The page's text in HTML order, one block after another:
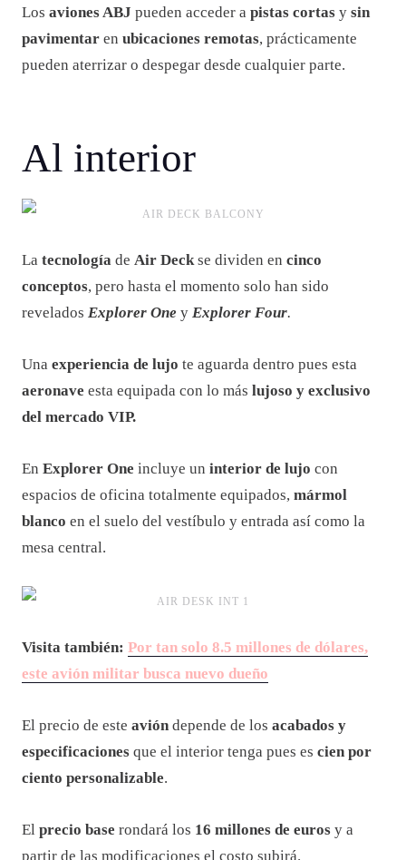
Los aviones ABJ pueden acceder a pistas cortas y sin
pavimentar en ubicaciones remotas, prácticamente
pueden aterrizar o despegar desde cualquier parte.
Al interior
AIR DECK BALCONY
La tecnología de Air Deckse dividen en cinco
conceptos, pero hasta el momento solo han sido
revelados Explorer One y Explorer Four.
Una experiencia de lujo te aguarda dentro pues esta
aeronave esta equipada con lo más lujoso y exclusivo
del mercado VIP.
En Explorer One incluye un interior de lujo con
espacios de oficina totalmente equipados, mármol
blanco en el suelo del vestíbulo y entrada así como la
mesa central.
AIR DESK INT 1
Visita también: Por tan solo 8.5 millones de dólares,
este avión militar busca nuevo dueño
El precio de este avión depende de los acabados y
especificaciones que el interior tenga pues es cien por
ciento personalizable.
El precio base rondará los 16 millones de euros y a
partir de las modificaciones el costo subirá.